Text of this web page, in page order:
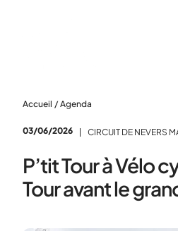
Accueil / Agenda
03/06/2026 CIRCUIT DE NEVERS
P’tit Tour à Vélo
Tour avant le